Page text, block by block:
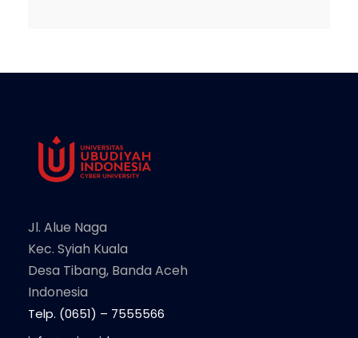
Jl. Alue Naga
Kec. Syiah Kuala
Desa Tibang, Banda Aceh
Indonesia
Telp. (0651) – 7555566